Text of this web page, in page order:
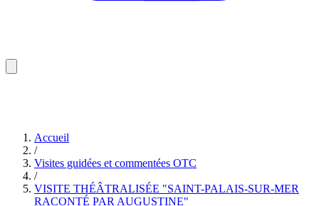
Accueil
/
Visites guidées et commentées OTC
/
VISITE THÉÂTRALISÉE "SAINT-PALAIS-SUR-MER
RACONTÉ PAR AUGUSTINE"